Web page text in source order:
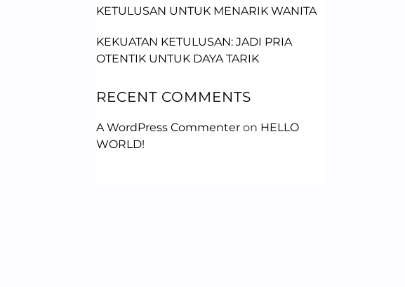
KETULUSAN UNTUK MENARIK WANITA
KEKUATAN KETULUSAN: JADI PRIA
OTENTIK UNTUK DAYA TARIK
RECENT COMMENTS
A WordPress Commenter on HELLO
WORLD!